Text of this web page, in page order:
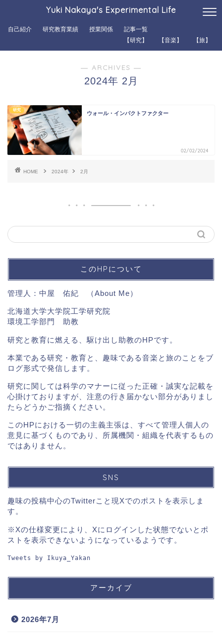
Yuki Nakaya's Experimental Life
自己紹介 研究教育業績 授業関係
記事一覧
【研究】
【音楽】 【旅】
― ARCHIVES ―
2024年 2月
研究
ウォール・インパクトファクター
02/02/2024
HOME 2024年 2月
このHPについて
管理人：中屋 佑紀 （About Me）
北海道大学大学院工学研究院
環境工学部門 助教
研究と教育に燃える、駆け出し助教のHPです。
本業である研究・教育と、趣味である音楽と旅のことをブ
ログ形式で発信します。
研究に関しては科学のマナーに従った正確・誠実な記載を
心掛けておりますが、注意の行き届かない部分がありまし
たらどうかご指摘ください。
このHPにおける一切の主義主張は、すべて管理人個人の
意見に基づくものであり、所属機関・組織を代表するもの
ではありません。
SNS
趣味の投稿中心のTwitterこと現Xでのポストを表示しま
す。
※Xの仕様変更により、Xにログインした状態でないとポ
ストを表示できないようになっているようです。
Tweets by Ikuya_Yakan
アーカイブ
2026年7月